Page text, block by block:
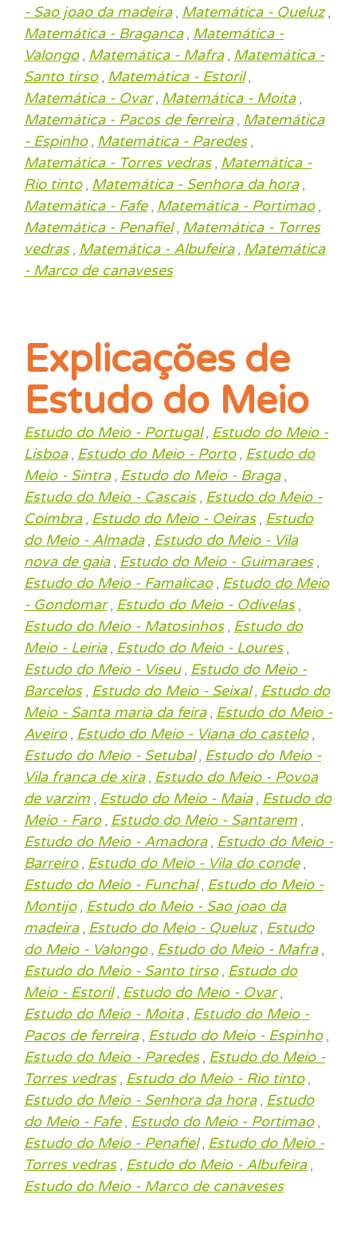
- Sao joao da madeira, Matemática - Queluz,
Matemática - Braganca, Matemática -
Valongo, Matemática - Mafra, Matemática -
Santo tirso, Matemática - Estoril,
Matemática - Ovar, Matemática - Moita,
Matemática - Pacos de ferreira, Matemática
- Espinho, Matemática - Paredes,
Matemática - Torres vedras, Matemática -
Rio tinto, Matemática - Senhora da hora,
Matemática - Fafe, Matemática - Portimao,
Matemática - Penafiel, Matemática - Torres
vedras, Matemática - Albufeira, Matemática
- Marco de canaveses
Explicações de
Estudo do Meio
Estudo do Meio - Portugal, Estudo do Meio -
Lisboa, Estudo do Meio - Porto, Estudo do
Meio - Sintra, Estudo do Meio - Braga,
Estudo do Meio - Cascais, Estudo do Meio -
Coimbra, Estudo do Meio - Oeiras, Estudo
do Meio - Almada, Estudo do Meio - Vila
nova de gaia, Estudo do Meio - Guimaraes,
Estudo do Meio - Famalicao, Estudo do Meio
- Gondomar, Estudo do Meio - Odivelas,
Estudo do Meio - Matosinhos, Estudo do
Meio - Leiria, Estudo do Meio - Loures,
Estudo do Meio - Viseu, Estudo do Meio -
Barcelos, Estudo do Meio - Seixal, Estudo do
Meio - Santa maria da feira, Estudo do Meio -
Aveiro, Estudo do Meio - Viana do castelo,
Estudo do Meio - Setubal, Estudo do Meio -
Vila franca de xira, Estudo do Meio - Povoa
de varzim , Estudo do Meio - Maia, Estudo do
Meio - Faro, Estudo do Meio - Santarem ,
Estudo do Meio - Amadora, Estudo do Meio -
Barreiro, Estudo do Meio - Vila do conde,
Estudo do Meio - Funchal, Estudo do Meio -
Montijo, Estudo do Meio - Sao joao da
madeira, Estudo do Meio - Queluz, Estudo
do Meio - Valongo, Estudo do Meio - Mafra,
Estudo do Meio - Santo tirso, Estudo do
Meio - Estoril, Estudo do Meio - Ovar,
Estudo do Meio - Moita, Estudo do Meio -
Pacos de ferreira, Estudo do Meio - Espinho,
Estudo do Meio - Paredes, Estudo do Meio -
Torres vedras, Estudo do Meio - Rio tinto,
Estudo do Meio - Senhora da hora, Estudo
do Meio - Fafe, Estudo do Meio - Portimao,
Estudo do Meio - Penafiel, Estudo do Meio -
Torres vedras, Estudo do Meio - Albufeira,
Estudo do Meio - Marco de canaveses